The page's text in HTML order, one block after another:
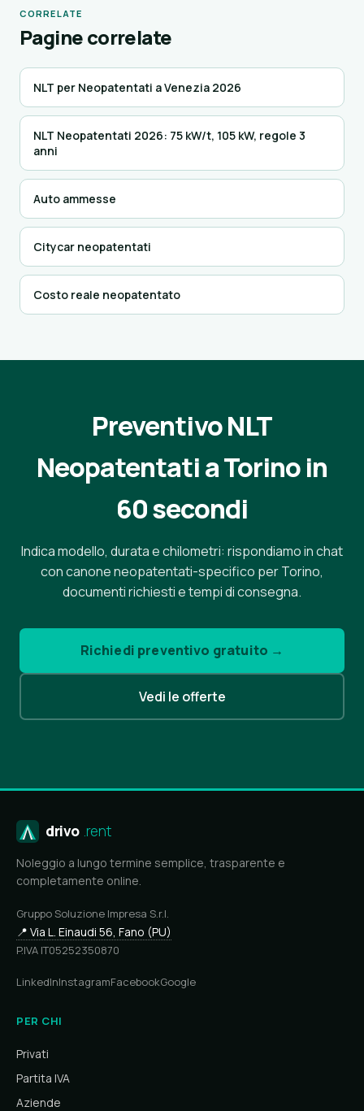
CORRELATE
Pagine correlate
NLT per Neopatentati a Venezia 2026
NLT Neopatentati 2026: 75 kW/t, 105 kW, regole 3
anni
Auto ammesse
Citycar neopatentati
Costo reale neopatentato
Preventivo NLT
Neopatentati a Torino in
60 secondi
Indica modello, durata e chilometri: rispondiamo in chat
con canone neopatentati-specifico per Torino,
documenti richiesti e tempi di consegna.
Richiedi preventivo gratuito →
Vedi le offerte
drivo .rent
Noleggio a lungo termine semplice, trasparente e
completamente online.
Gruppo Soluzione Impresa S.r.l.
📍 Via L. Einaudi 56, Fano (PU)
P.IVA IT05252350870
LinkedInInstagramFacebookGoogle
PER CHI
Privati
Partita IVA
Aziende